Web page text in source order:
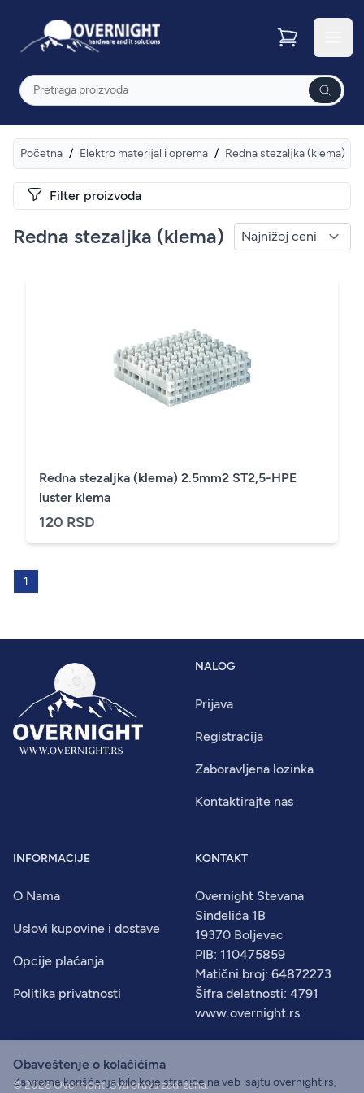
Overnight
Pretraga
Početna / Elektro materijal i oprema / Redna stezaljka (klema)
Filter proizvoda
Redna stezaljka (klema)
Redna stezaljka (klema) 2.5mm2 ST2,5-HPE
luster klema
120 RSD
1
NALOG
Prijava
Registracija
Zaboravljena lozinka
Kontaktirajte nas
INFORMACIJE
O Nama
Uslovi kupovine i dostave
Opcije plaćanja
Politika privatnosti
KONTAKT
Overnight Stevana
Sinđelića 1B
19370 Boljevac
PIB: 110475859
Matični broj: 64872273
Šifra delatnosti: 4791
www.overnight.rs
© 2026Overnight. Sva prava zadržana.
Obaveštenje o kolačićima
Za vreme korišćenja bilo koje stranice na veb-sajtu overnight.rs,